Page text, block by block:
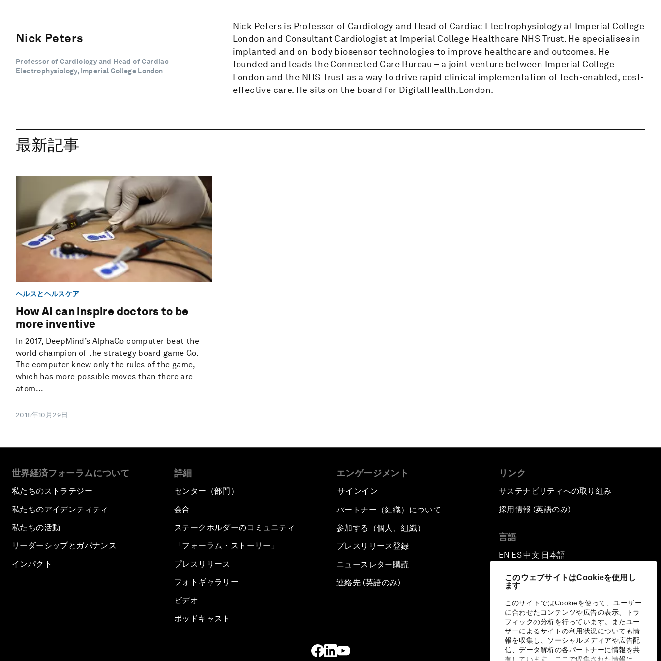
このウェブサイトはCookieを使用し
ます
このサイトではCookieを使って、ユーザー
に合わせたコンテンツや広告の表示、トラ
フィックの分析を行っています。またユー
ザーによるサイトの利用状況についても情
報を収集し、ソーシャルメディアや広告配
信、データ解析の各パートナーに情報を共
有しています。ここで収集された情報は、
Nick Peters
Professor of Cardiology and Head of Cardiac
Electrophysiology, Imperial College London
Nick Peters is Professor of Cardiology and Head of Cardiac Electrophysiology at Imperial College
London and Consultant Cardiologist at Imperial College Healthcare NHS Trust. He specialises in
implanted and on-body biosensor technologies to improve healthcare and outcomes. He
founded and leads the Connected Care Bureau – a joint venture between Imperial College
London and the NHS Trust as a way to drive rapid clinical implementation of tech-enabled, cost-
effective care. He sits on the board for DigitalHealth.London.
最新記事
ヘルスとヘルスケア
How AI can inspire doctors to be
more inventive
In 2017, DeepMind’s AlphaGo computer beat the
world champion of the strategy board game Go.
The computer knew only the rules of the game,
which has more possible moves than there are
atom...
2018年10月29日
世界経済フォーラムについて
私たちのストラテジー
私たちのアイデンティティ
私たちの活動
リーダーシップとガバナンス
インパクト
詳細
センター（部門）
会合
ステークホルダーのコミュニティ
「フォーラム・ストーリー」
プレスリリース
フォトギャラリー
ビデオ
ポッドキャスト
エンゲージメント
サインイン
パートナー（組織）について
参加する（個人、組織）
プレスリリース登録
ニュースレター購読
連絡先 (英語のみ)
リンク
サステナビリティへの取り組み
採用情報 (英語のみ)
言語
EN ▪ ES▪中文▪ 日本語